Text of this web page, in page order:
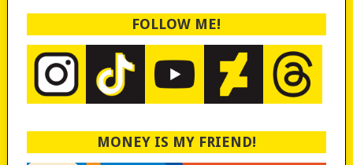
FOLLOW ME!
MONEY IS MY FRIEND!